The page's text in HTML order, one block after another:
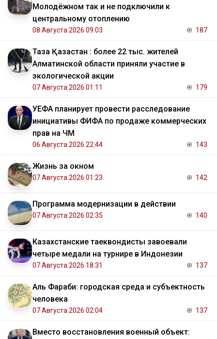
Молодёжном так и не подключили к
центральному отоплению
08 Августа 2026 09:03 187
Таза Қазақстан : более 22 тыс. жителей
Алматинской области приняли участие в
экологической акции
07 Августа 2026 01:11 179
УЕФА планирует провести расследование
инициативы ФИФА по продаже коммерческих
прав на ЧМ
06 Августа 2026 22:44 143
Жизнь за окном
07 Августа 2026 01:23 142
Программа модернизации в действии
07 Августа 2026 02:35 140
Казахстанские таеквондисты завоевали
четыре медали на турнире в Индонезии
07 Августа 2026 18:31 137
Аль Фараби: городская среда и субъектность
человека
07 Августа 2026 02:04 137
Вместо восстановления военный объект: